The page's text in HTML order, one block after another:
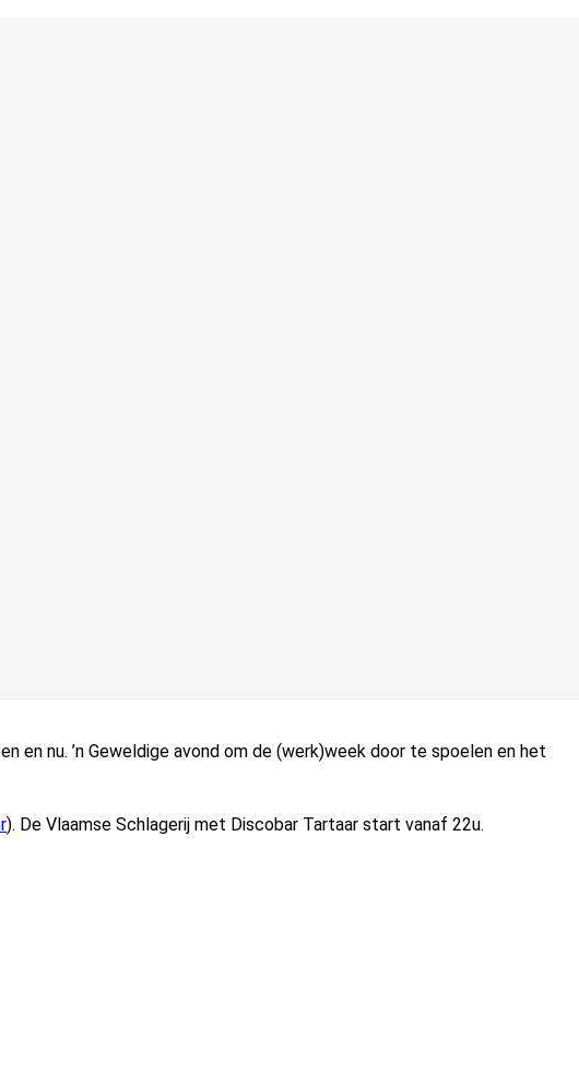
en nu. ’n Geweldige avond om de (werk)week door te spoelen en het
). De Vlaamse Schlagerij met Discobar Tartaar start vanaf 22u.